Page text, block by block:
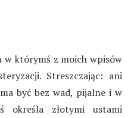
w którymś z moich wpisów
Streszczając: ani
być bez wad, pijalne i w
określa złotymi ustami